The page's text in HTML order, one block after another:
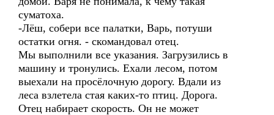
суматоха.
-Лёш, собери все палатки, Варь, потуши
остатки огня. - скомандовал отец.
Мы выполнили все указания. Загрузились в
машину и тронулись. Ехали лесом, потом
выехали на просёлочную дорогу. Вдали из
леса взлетела стая каких-то птиц. Дорога.
Отец набирает скорость. Он не может